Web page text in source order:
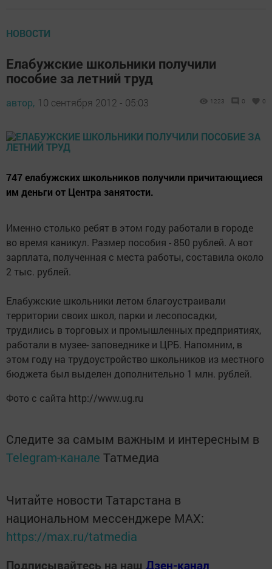
НОВОСТИ
Елабужские школьники получили
пособие за летний труд
автор, 10 сентября 2012 - 05:03 1223 0 0
747 елабужских школьников получили причитающиеся
им деньги от Центра занятости.
Именно столько ребят в этом году работали в городе
во время каникул. Размер пособия - 850 рублей. А вот
зарплата, полученная с места работы, составила около
2 тыс. рублей.
Елабужские школьники летом благоустраивали
территории своих школ, парки и лесопосадки,
трудились в торговых и промышленных предприятиях,
работали в музее- заповеднике и ЦРБ. Напомним, в
этом году на трудоустройство школьников из местного
бюджета был выделен дополнительно 1 млн. рублей.
Фото с сайта http://www.ug.ru
Следите за самым важным и интересным в
Telegram-канале Татмедиа
Читайте новости Татарстана в
национальном мессенджере MАХ:
https://max.ru/tatmedia
Подписывайтесь на наш Дзен-канал